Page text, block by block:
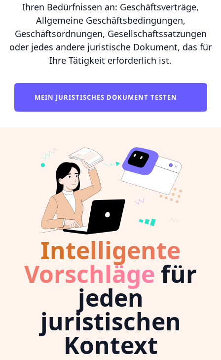
Ihren Bedürfnissen an: Geschäftsverträge,
Allgemeine Geschäftsbedingungen,
Geschäftsordnungen, Gesellschaftssatzungen
oder jedes andere juristische Dokument, das für
Ihre Tätigkeit erforderlich ist.
MEIN JURISTISCHES DOKUMENT TESTEN
Intelligente
Vorschläge für
jeden
juristischen
Kontext